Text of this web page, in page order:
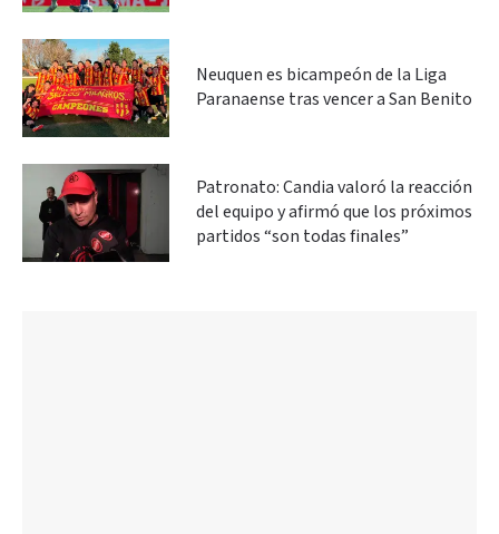
Neuquen es bicampeón de la Liga
Paranaense tras vencer a San Benito
Patronato: Candia valoró la reacción
del equipo y afirmó que los próximos
partidos “son todas finales”